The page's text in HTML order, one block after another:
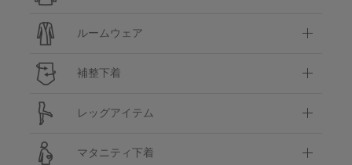
ルームウェア
補整下着
レッグアイテム
マタニティ下着